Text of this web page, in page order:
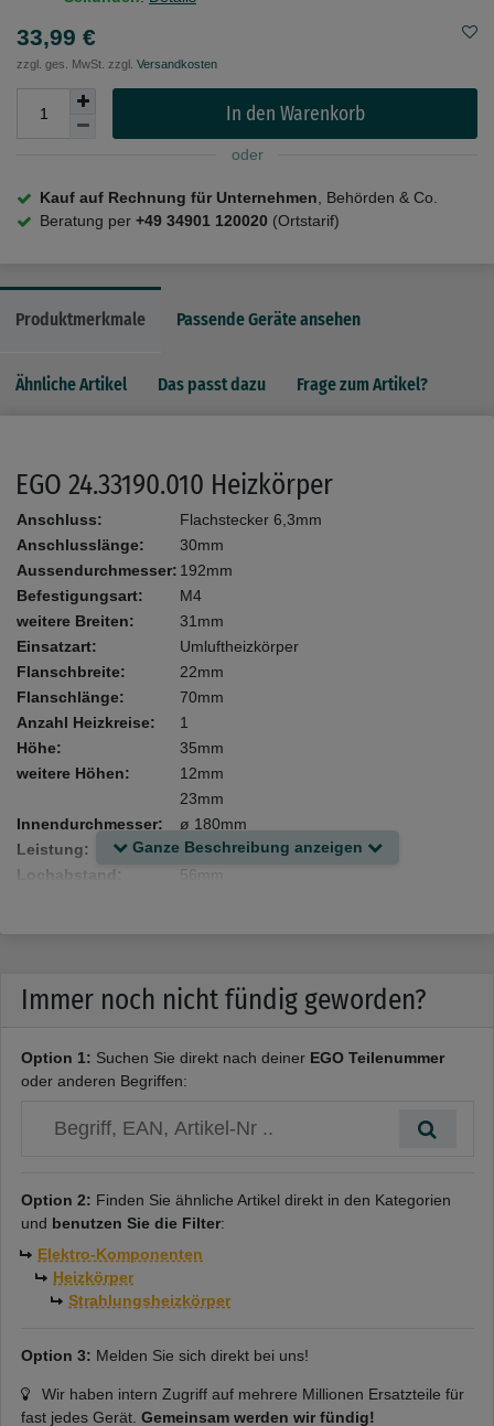
33,99 €
zzgl. ges. MwSt. zzgl. Versandkosten
In den Warenkorb
oder
Kauf auf Rechnung für Unternehmen , Behörden & Co.
Beratung per +49 34901 120020 (Ortstarif)
Produktmerkmale Passende Geräte ansehen
Ähnliche Artikel Das passt dazu Frage zum Artikel?
EGO 24.33190.010 Heizkörper
Anschluss:
Flachstecker 6,3mm
Anschlusslänge:
30mm
Aussendurchmesser: 192mm
Befestigungsart:
M4
weitere Breiten:
31mm
Einsatzart:
Umluftheizkörper
Flanschbreite:
22mm
Flanschlänge:
70mm
Anzahl Heizkreise:
1
Höhe:
35mm
weitere Höhen:
12mm
23mm
Innendurchmesser:
ø 180mm
Leistung:
2500W
Lochabstand:
56mm
Ganze Beschreibung anzeigen
Immer noch nicht fündig geworden?
Option 1: Suchen Sie direkt nach deiner EGO Teilenummer
oder anderen Begriffen:
Option 2: Finden Sie ähnliche Artikel direkt in den Kategorien
und benutzen Sie die Filter:
Elektro-Komponenten
Heizkörper
Strahlungsheizkörper
Option 3: Melden Sie sich direkt bei uns!
Wir haben intern Zugriff auf mehrere Millionen Ersatzteile für
fast jedes Gerät. Gemeinsam werden wir fündig!